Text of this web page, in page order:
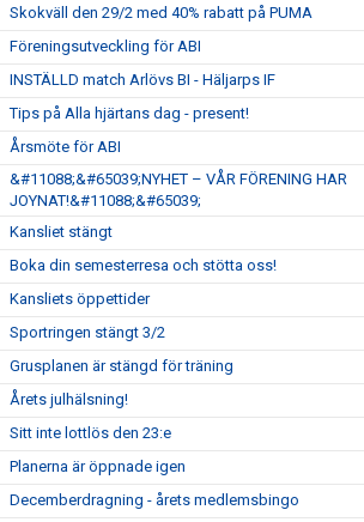
Skokväll den 29/2 med 40% rabatt på PUMA
Föreningsutveckling för ABI
INSTÄLLD match Arlövs BI - Häljarps IF
Tips på Alla hjärtans dag - present!
Årsmöte för ABI
&#11088;&#65039;NYHET – VÅR FÖRENING HAR
JOYNAT!&#11088;&#65039;
Kansliet stängt
Boka din semesterresa och stötta oss!
Kansliets öppettider
Sportringen stängt 3/2
Grusplanen är stängd för träning
Årets julhälsning!
Sitt inte lottlös den 23:e
Planerna är öppnade igen
Decemberdragning - årets medlemsbingo